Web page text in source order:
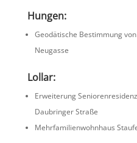
Hungen:
Geodä­ti­sche Bestim­mung
Neugasse
Lollar:
Erwei­te­rung
Daubringer Straße
Mehrfa­mi­li­en­wohn­haus